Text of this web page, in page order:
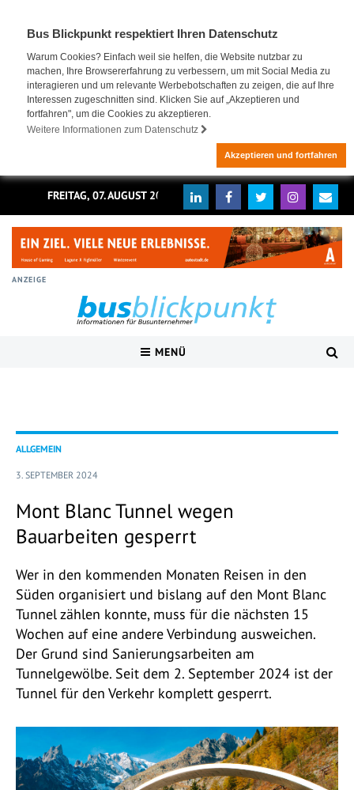
Bus Blickpunkt respektiert Ihren Datenschutz
Warum Cookies? Einfach weil sie helfen, die Website nutzbar zu
machen, Ihre Browsererfahrung zu verbessern, um mit Social Media zu
interagieren und um relevante Werbebotschaften zu zeigen, die auf Ihre
Interessen zugeschnitten sind. Klicken Sie auf „Akzeptieren und
fortfahren", um die Cookies zu akzeptieren.
Weitere Informationen zum Datenschutz
Akzeptieren und fortfahren
FREITAG, 07. AUGUST 2026
ANZEIGE
MENÜ
ALLGEMEIN
3. SEPTEMBER 2024
Mont Blanc Tunnel wegen
Bauarbeiten gesperrt
Wer in den kommenden Monaten Reisen in den
Süden organisiert und bislang auf den Mont Blanc
Tunnel zählen konnte, muss für die nächsten 15
Wochen auf eine andere Verbindung ausweichen.
Der Grund sind Sanierungsarbeiten am
Tunnelgewölbe. Seit dem 2. September 2024 ist der
Tunnel für den Verkehr komplett gesperrt.